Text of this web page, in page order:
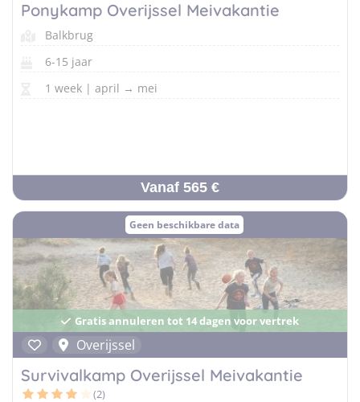
Pretpark Kampen
Italië Golfsurfkampen
Vind jouw perfecte kamp
Ponykamp Overijssel Meivakantie
Balkbrug
6-15 jaar
1 week | april → mei
Vanaf 565 €
Geen beschikbare data
Gratis annuleren tot 14 dagen voor vertrek
Overijssel
Survivalkamp Overijssel Meivakantie
(2)